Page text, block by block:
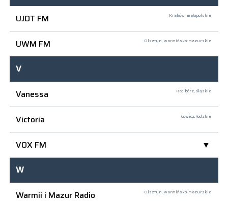
UJOT FM
Kraków, małopolskie
UWM FM Olsztyn, warmińsko-mazurskie
V
Vanessa
Racibórz, śląskie
Victoria Łowicz, łódzkie
VOX FM
W
Warmii i Mazur Radio
Olsztyn, warmińsko-mazurskie